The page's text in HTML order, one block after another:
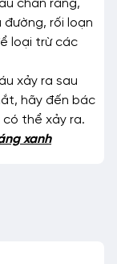
chân răng,
rối loạn
loại trừ các
xảy ra sau
hãy đến bác
thể xảy ra.
xanh